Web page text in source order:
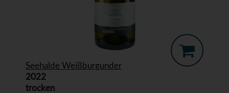
Seehalde Weißburgunder
2022
trocken